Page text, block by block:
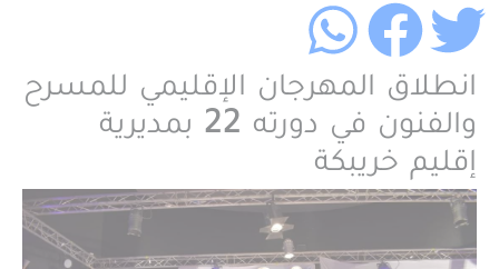
انطلاق المهرجان الإقليمي للمسرح
والفنون في دورته 22 بمديرية
إقليم خريبكة